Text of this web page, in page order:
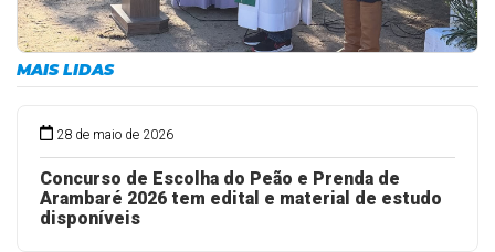
MAIS LIDAS
28 de maio de 2026
Concurso de Escolha do Peão e Prenda de
Arambaré 2026 tem edital e material de estudo
disponíveis